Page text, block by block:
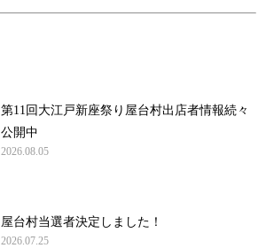
第11回大江戸新座祭り屋台村出店者情報続々
公開中
2026.08.05
屋台村当選者決定しました！
2026.07.25